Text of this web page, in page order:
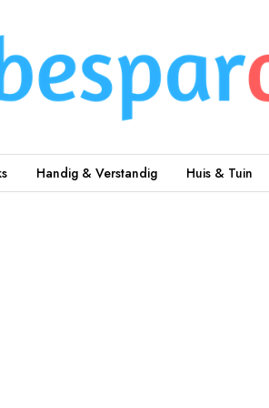
Handig & Verstandig Huis & Tuin